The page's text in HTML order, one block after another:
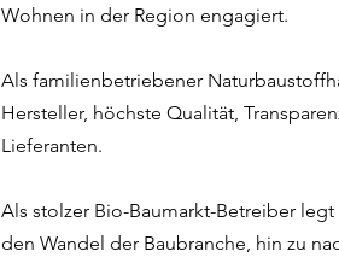
Wohnen in der Region engagiert.
Als familienbetriebener
Hersteller, höchste Qualität,
Lieferanten.
Als stolzer Bio-Baumarkt-Betreiber
den Wandel der Baubranche, hin zu